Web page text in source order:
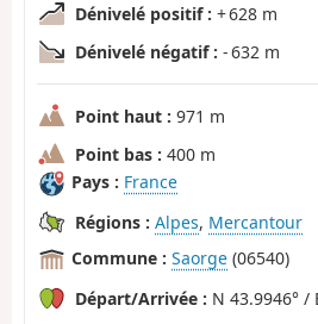
Dénivelé positif : + 628 m
Dénivelé négatif : - 632 m
Point haut : 971 m
Point bas : 400 m
Pays : France
Régions : Alpes, Mercantour
Commune : Saorge (06540)
Départ/Arrivée : N 43.9946° /